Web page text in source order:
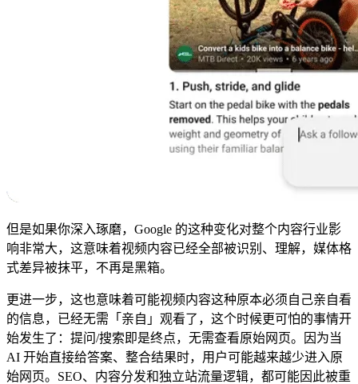
但是如果你深入琢磨，Google 的这种变化对整个内容行业影
响非常大，这意味着视频内容已经全部被识别、理解，媒体格
式差异被抹平，不再是黑箱。
更进一步，这也意味着可能视频内容这种原本必须自己亲自看
的信息，已经无需「亲自」观看了，这个时候更可怕的事情开
始发生了：提问/搜索即是终点，无需查看原始网页。因为当
AI 开始直接给答案、整合结果时，用户可能越来越少进入原
始网页。SEO、内容分发和独立站流量逻辑，都可能因此被重